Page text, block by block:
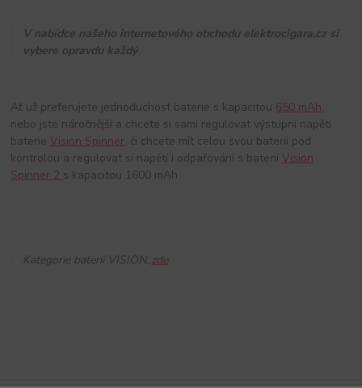
V nabídce našeho internetového obchodu elektrocigara.cz si
vybere opravdu každý
Ať už preferujete jednoduchost baterie s kapacitou 650 mAh,
nebo jste náročnější a chcete si sami regulovat výstupní napětí
baterieVision Spinner, či chcete mít celou svou baterii pod
kontrolou a regulovat si napětí i odpařování s bateriíVision
Spinner 2 s kapacitou 1600 mAh.
Kategorie baterii VISION..zde